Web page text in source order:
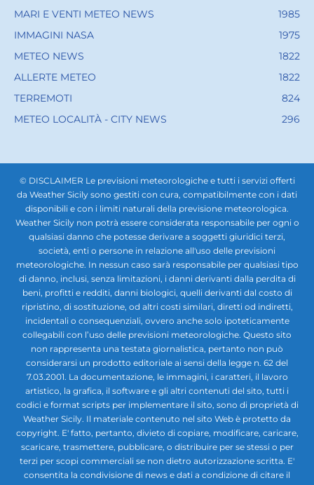
MARI E VENTI METEO NEWS
1985
IMMAGINI NASA
1975
METEO NEWS
1822
ALLERTE METEO
1822
TERREMOTI
824
METEO LOCALITÀ - CITY NEWS
296
© DISCLAIMER Le previsioni meteorologiche e tutti i servizi offerti
da Weather Sicily sono gestiti con cura, compatibilmente con i dati
disponibili e con i limiti naturali della previsione meteorologica.
Weather Sicily non potrà essere considerata responsabile per ogni o
qualsiasi danno che potesse derivare a soggetti giuridici terzi,
società, enti o persone in relazione all'uso delle previsioni
meteorologiche. In nessun caso sarà responsabile per qualsiasi tipo
di danno, inclusi, senza limitazioni, i danni derivanti dalla perdita di
beni, profitti e redditi, danni biologici, quelli derivanti dal costo di
ripristino, di sostituzione, od altri costi similari, diretti od indiretti,
incidentali o consequenziali, ovvero anche solo ipoteticamente
collegabili con l’uso delle previsioni meteorologiche. Questo sito
non rappresenta una testata giornalistica, pertanto non può
considerarsi un prodotto editoriale ai sensi della legge n. 62 del
7.03.2001. La documentazione, le immagini, i caratteri, il lavoro
artistico, la grafica, il software e gli altri contenuti del sito, tutti i
codici e format scripts per implementare il sito, sono di proprietà di
Weather Sicily. Il materiale contenuto nel sito Web è protetto da
copyright. E' fatto, pertanto, divieto di copiare, modificare, caricare,
scaricare, trasmettere, pubblicare, o distribuire per se stessi o per
terzi per scopi commerciali se non dietro autorizzazione scritta. E'
consentita la condivisione di news e dati a condizione di citare il